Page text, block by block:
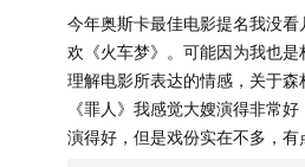
今年奥斯卡最佳电影提名我没
欢《火车梦》。可能因为我也
理解电影所表达的情感，关于森
《罪人》我感觉大嫂演得非常
演得好，但是戏份实在不多，有